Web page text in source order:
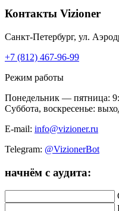
Контакты Vizioner
Санкт-Петербург, ул.
+7 (812) 467-96-99
Режим работы
Понедельник — пятница:
Суббота, воскресенье:
E-mail: info@vizioner.ru
Telegram: @VizionerBot
начнём с аудита: